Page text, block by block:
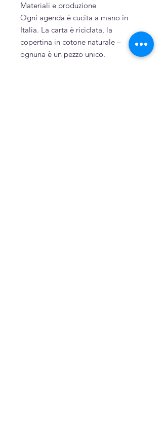
Materiali e produzione
Ogni agenda è cucita a mano in
Italia. La carta è riciclata, la
copertina in cotone naturale –
ognuna è un pezzo unico.